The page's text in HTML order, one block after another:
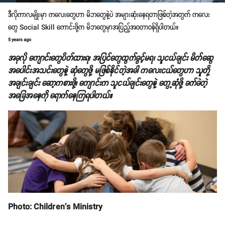
ဒီလိုကာလမျိုးမှာ ကလေးတွေဟာ မိဘတွေနဲ့ပဲ အများဆုံးနေရတာဖြစ်တဲ့အတွက် ကလေး
တွေ Social Skill ကောင်းဖို့က မိဘတွေမှာအပြည့်အဝတာဝန်ရှိပါတယ်။
5 years ago
အခုလို ကျောင်းတွေပိတ်ထားရ၊ အပြင်တွေထွက်ခွင့်မရ၊ သူငယ်ချင်း မိတ်ဆွေ
အပေါင်းအသင်းတွေနဲ့ ဆုံတွေဖို့ မဖြစ်နိုင်တဲ့အခါ ကလေးငယ်တွေဟာ သူတို့
အချင်းချင်း ဆော့ကစားဖို့၊ ကျောင်းက သူငယ်ချင်းတွေနဲ့ တွေ့ဆုံဖို့ ခက်ခဲတဲ့
အခြေအနေကို ရောက်နေကြရပါတယ်။
Photo: Children's Ministry